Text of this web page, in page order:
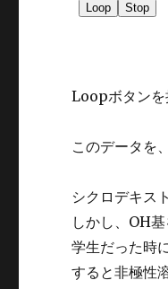
Loopボタンを
このデータを
シクロデキス
しかし、OH
学生だった時
すると非極性